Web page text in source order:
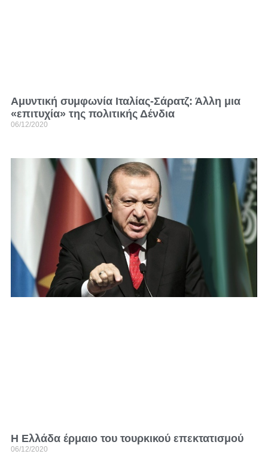
Αμυντική συμφωνία Ιταλίας-Σάρατζ: Άλλη μια
«επιτυχία» της πολιτικής Δένδια
06/12/2020
Η Ελλάδα έρμαιο του τουρκικού επεκτατισμού
06/12/2020